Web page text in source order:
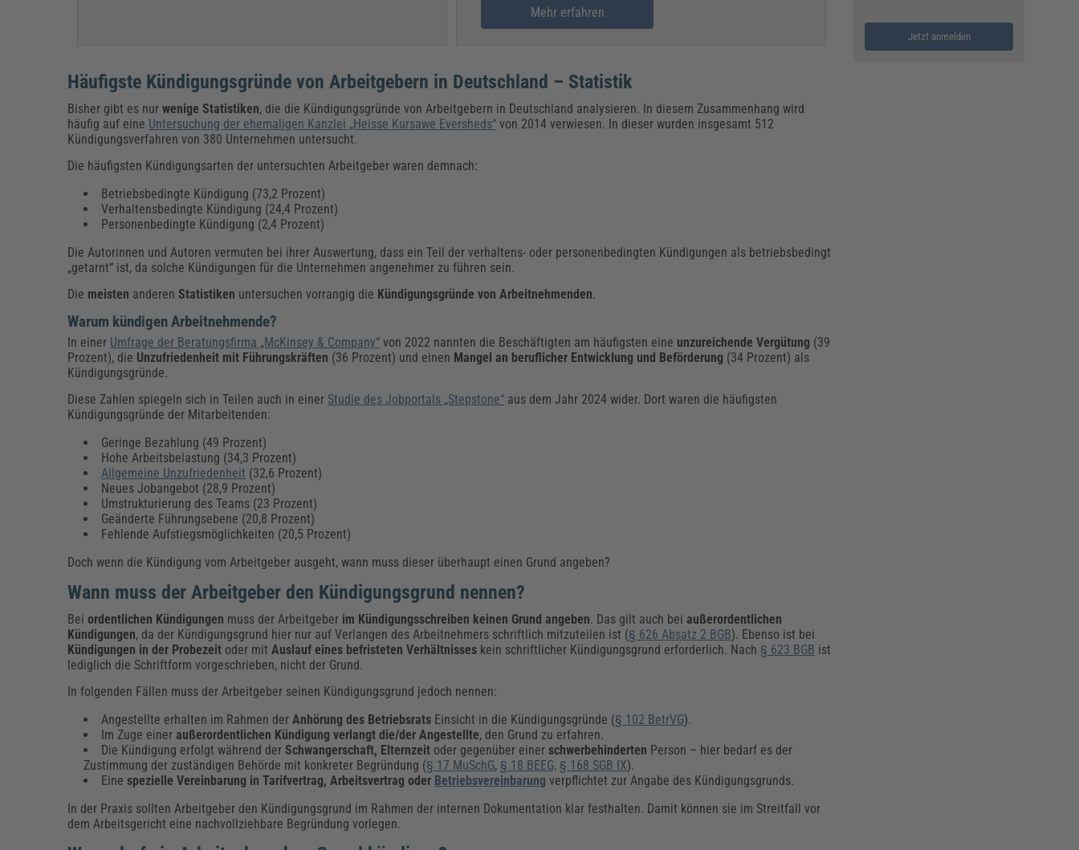
Mehr erfahren
Häufigste Kündigungsgründe von Arbeitgebern in Deutschland – Statistik
Bisher gibt es nurwenige Statistiken, die die Kündigungsgründe von Arbeitgebern in Deutschland analysieren. In diesem Zusammenhang wird
häufig auf eine Untersuchung der ehemaligen Kanzlei „Heisse Kursawe Eversheds“ von 2014 verwiesen. In dieser wurden insgesamt 512
Kündigungsverfahren von 380 Unternehmen untersucht.
Die häufigsten Kündigungsarten der untersuchten Arbeitgeber waren demnach:
Betriebsbedingte Kündigung (73,2 Prozent)
Verhaltensbedingte Kündigung (24,4 Prozent)
Personenbedingte Kündigung (2,4 Prozent)
Die Autorinnen und Autoren vermuten bei ihrer Auswertung, dass ein Teil der verhaltens- oder personenbedingten Kündigungen als betriebsbedingt
„getarnt“ ist, da solche Kündigungen für die Unternehmen angenehmer zu führen sein.
Die meisten anderenStatistiken untersuchen vorrangig die Kündigungsgründe von Arbeitnehmenden.
Warum kündigen Arbeitnehmende?
In einer Umfrage der Beratungsfirma „McKinsey & Company“ von 2022 nannten die Beschäftigten am häufigsten eine unzureichende Vergütung (39
Prozent), die Unzufriedenheit mit Führungskräften (36 Prozent) und einen Mangel an beruflicher Entwicklung und Beförderung (34 Prozent) als
Kündigungsgründe.
Diese Zahlen spiegeln sich in Teilen auch in einer Studie des Jobportals „Stepstone“ aus dem Jahr 2024 wider. Dort waren die häufigsten
Kündigungsgründe der Mitarbeitenden:
Geringe Bezahlung (49 Prozent)
Hohe Arbeitsbelastung (34,3 Prozent)
Allgemeine Unzufriedenheit (32,6 Prozent)
Neues Jobangebot (28,9 Prozent)
Umstrukturierung des Teams (23 Prozent)
Geänderte Führungsebene (20,8 Prozent)
Fehlende Aufstiegsmöglichkeiten (20,5 Prozent)
Doch wenn die Kündigung vom Arbeitgeber ausgeht, wann muss dieser überhaupt einen Grund angeben?
Wann muss der Arbeitgeber den Kündigungsgrund nennen?
Beiordentlichen Kündigungen muss der Arbeitgeber im Kündigungsschreiben keinen Grund angeben. Das gilt auch beiaußerordentlichen
Kündigungen, da der Kündigungsgrund hier nur auf Verlangen des Arbeitnehmers schriftlich mitzuteilen ist (§ 626 Absatz 2 BGB). Ebenso ist bei
Kündigungen in der Probezeit oder mitAuslauf eines befristeten Verhältnisses kein schriftlicher Kündigungsgrund erforderlich. Nach § 623 BGB ist
lediglich die Schriftform vorgeschrieben, nicht der Grund.
In folgenden Fällen muss der Arbeitgeber seinen Kündigungsgrund jedoch nennen:
Angestellte erhalten im Rahmen der Anhörung des Betriebsrats Einsicht in die Kündigungsgründe (§ 102 BetrVG).
Im Zuge eineraußerordentlichen Kündigung verlangt die/der Angestellte, den Grund zu erfahren.
Die Kündigung erfolgt während derSchwangerschaft, Elternzeit oder gegenüber einerschwerbehinderten Person – hier bedarf es der
Zustimmung der zuständigen Behörde mit konkreter Begründung (§ 17 MuSchG, § 18 BEEG, § 168 SGB IX).
Einespezielle Vereinbarung in Tarifvertrag, Arbeitsvertrag oder Betriebsvereinbarung verpflichtet zur Angabe des Kündigungsgrunds.
In der Praxis sollten Arbeitgeber den Kündigungsgrund im Rahmen der internen Dokumentation klar festhalten. Damit können sie im Streitfall vor
dem Arbeitsgericht eine nachvollziehbare Begründung vorlegen.
Jetzt anmelden